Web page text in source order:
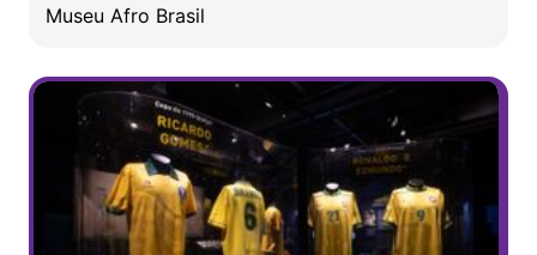
Museu Afro Brasil